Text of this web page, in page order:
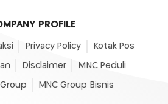
PROFILE
Privacy Policy Kotak Pos
Disclaimer MNC Peduli
MNC Group Bisnis